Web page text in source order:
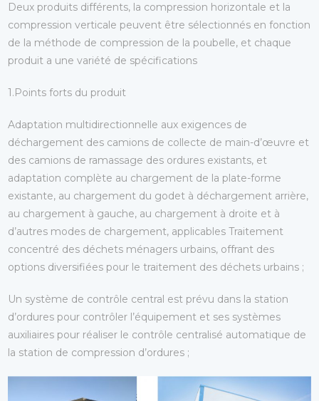
Deux produits différents, la compression horizontale et la
compression verticale peuvent être sélectionnés en fonction
de la méthode de compression de la poubelle, et chaque
produit a une variété de spécifications
1.Points forts du produit
Adaptation multidirectionnelle aux exigences de
déchargement des camions de collecte de main-d’œuvre et
des camions de ramassage des ordures existants, et
adaptation complète au chargement de la plate-forme
existante, au chargement du godet à déchargement arrière,
au chargement à gauche, au chargement à droite et à
d’autres modes de chargement, applicables Traitement
concentré des déchets ménagers urbains, offrant des
options diversifiées pour le traitement des déchets urbains ;
Un système de contrôle central est prévu dans la station
d’ordures pour contrôler l’équipement et ses systèmes
auxiliaires pour réaliser le contrôle centralisé automatique de
la station de compression d’ordures ;